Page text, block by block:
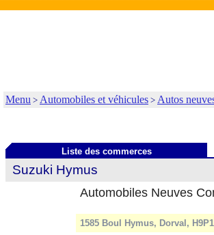
Menu > Automobiles et véhicules > Autos
Liste des commerces
Suzuki Hymus
Automobiles Neuves
1585 Boul Hymus, Dorval,